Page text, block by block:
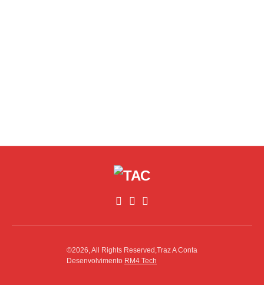
©2026, All Rights Reserved,Traz A Conta
Desenvolvimento RM4 Tech